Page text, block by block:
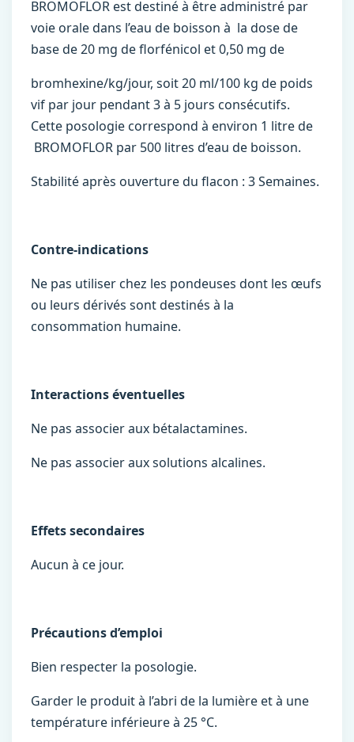
BROMOFLOR est destiné à être administré par
voie orale dans l’eau de boisson à la dose de
base de 20 mg de florfénicol et 0,50 mg de
bromhexine/kg/jour, soit 20 ml/100 kg de poids
vif par jour pendant 3 à 5 jours consécutifs.
Cette posologie correspond à environ 1 litre de
BROMOFLOR par 500 litres d’eau de boisson.
Stabilité après ouverture du flacon : 3 Semaines.
Contre-indications
Ne pas utiliser chez les pondeuses dont les œufs
ou leurs dérivés sont destinés à la
consommation humaine.
Interactions éventuelles
Ne pas associer aux bétalactamines.
Ne pas associer aux solutions alcalines.
Effets secondaires
Aucun à ce jour.
Précautions d’emploi
Bien respecter la posologie.
Garder le produit à l’abri de la lumière et à une
température inférieure à 25 °C.